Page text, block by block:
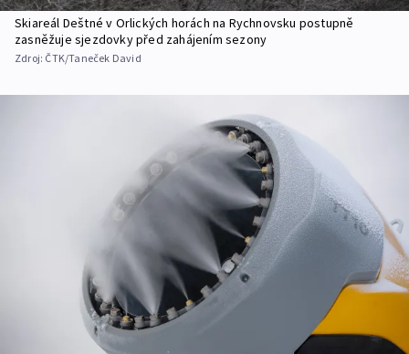
Skiareál Deštné v Orlických horách na Rychnovsku postupně
zasněžuje sjezdovky před zahájením sezony
Zdroj: ČTK/Taneček David